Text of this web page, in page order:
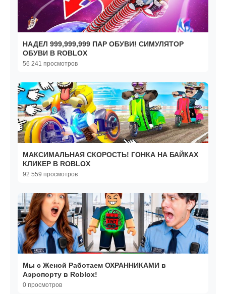
НАДЕЛ 999,999,999 ПАР ОБУВИ! СИМУЛЯТОР
ОБУВИ В ROBLOX
56 241 просмотров
МАКСИМАЛЬНАЯ СКОРОСТЬ! ГОНКА НА БАЙКАХ
КЛИКЕР В ROBLOX
92 559 просмотров
Мы с Женой Работаем ОХРАННИКАМИ в
Аэропорту в Roblox!
0 просмотров